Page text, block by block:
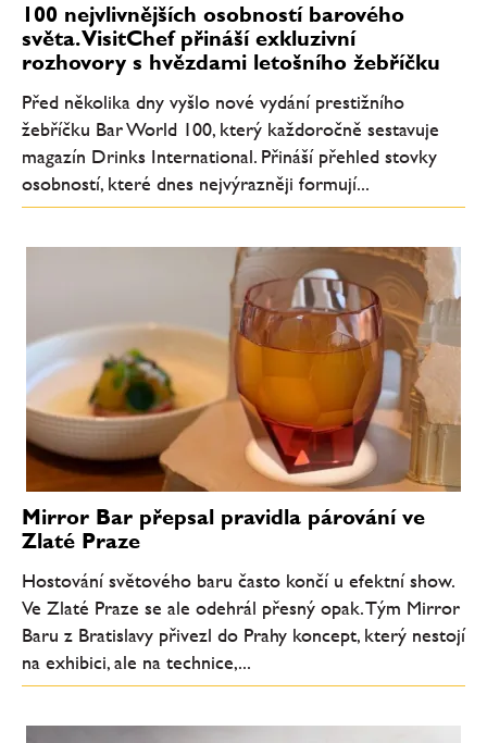
100 nejvlivnějších osobností barového
světa. VisitChef přináší exkluzivní
rozhovory s hvězdami letošního žebříčku
Před několika dny vyšlo nové vydání prestižního
žebříčku Bar World 100, který každoročně sestavuje
magazín Drinks International. Přináší přehled stovky
osobností, které dnes nejvýrazněji formují...
Mirror Bar přepsal pravidla párování ve
Zlaté Praze
Hostování světového baru často končí u efektní show.
Ve Zlaté Praze se ale odehrál přesný opak. Tým Mirror
Baru z Bratislavy přivezl do Prahy koncept, který nestojí
na exhibici, ale na technice,...